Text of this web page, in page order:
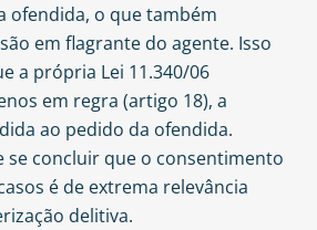
ofendida, o que também
em flagrante do agente. Isso
a própria Lei 11.340/06
em regra (artigo 18), a
ao pedido da ofendida.
se concluir que o consentimento
é de extrema relevância
delitiva.